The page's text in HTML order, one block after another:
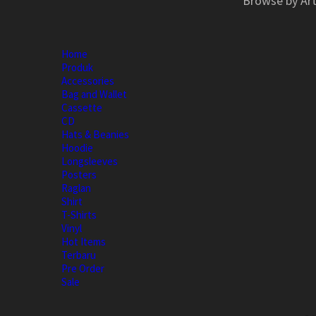
Home
Produk
Accessories
Bag and Wallet
Cassette
CD
Hats & Beanies
Hoodie
Longsleeves
Posters
Raglan
Shirt
T-Shirts
Vinyl
Hot Items
Terbaru
Pre Order
Sale